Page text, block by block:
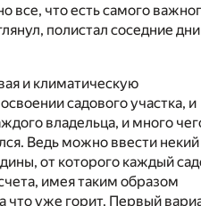
все, что есть самого
полистал соседние
и климатическую
садового участка, и
владельца, и много
Ведь можно ввести некий
от которого каждый
имея таким образом
что уже горит. Первый